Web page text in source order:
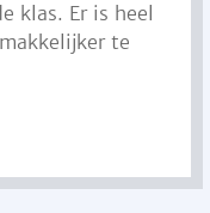
klas. Er is heel
te